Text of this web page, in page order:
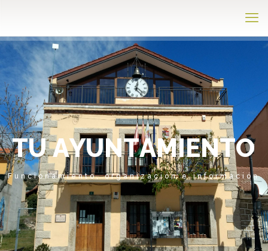
TU AYUNTAMIENTO
Funcionamiento, organización e información